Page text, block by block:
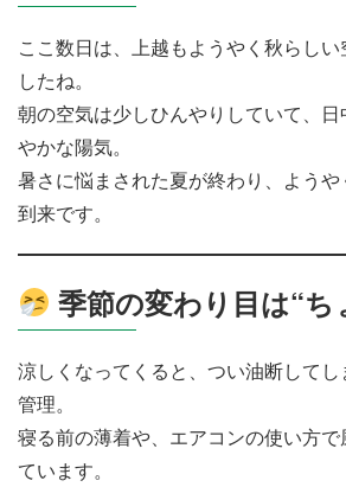
ここ数日は、上越もようやく秋らし
したね。
朝の空気は少しひんやりしていて、
やかな陽気。
暑さに悩まされた夏が終わり、よう
到来です。
季節の変わり目は“ち
涼しくなってくると、つい油断して
管理。
寝る前の薄着や、エアコンの使い方で
ています。